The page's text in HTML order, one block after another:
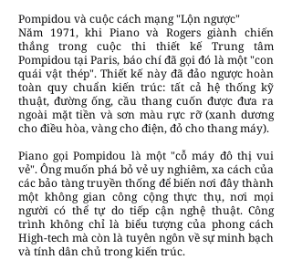
Pompidou và cuộc cách mạng "Lộn ngược"
Năm 1971, khi Piano và Rogers giành chiến
thắng trong cuộc thi thiết kế Trung tâm
Pompidou tại Paris, báo chí đã gọi đó là một "con
quái vật thép". Thiết kế này đã đảo ngược hoàn
toàn quy chuẩn kiến trúc: tất cả hệ thống kỹ
thuật, đường ống, cầu thang cuốn được đưa ra
ngoài mặt tiền và sơn màu rực rỡ (xanh dương
cho điều hòa, vàng cho điện, đỏ cho thang máy).
Piano gọi Pompidou là một "cỗ máy đô thị vui
vẻ". Ông muốn phá bỏ vẻ uy nghiêm, xa cách của
các bảo tàng truyền thống để biến nơi đây thành
một không gian công cộng thực thụ, nơi mọi
người có thể tự do tiếp cận nghệ thuật. Công
trình không chỉ là biểu tượng của phong cách
High-tech mà còn là tuyên ngôn về sự minh bạch
và tính dân chủ trong kiến trúc.